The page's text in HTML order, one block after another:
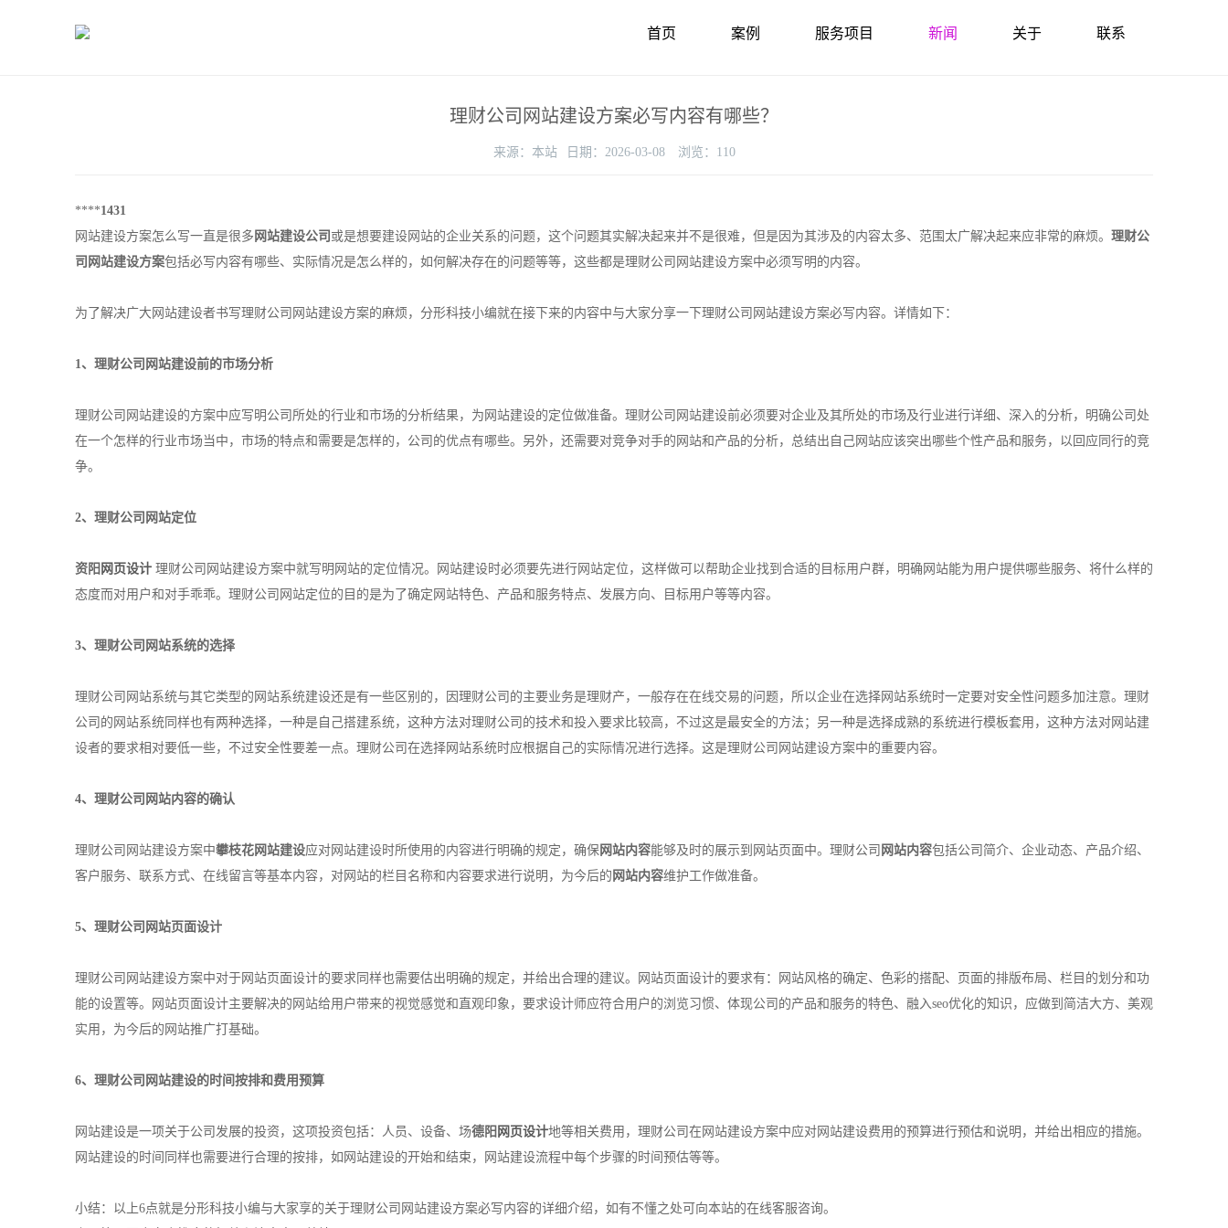
首页 案例 服务项目 新闻 关于 联系
理财公司网站建设方案必写内容有哪些？
来源： 本站 日期： 2026-03-08 浏览： 110
****1431
网站建设方案怎么写一直是很多 网站建设公司 或是想要建设网站的企业关系的问题，这个问题其实解决起来并不是很难，但是因为其涉及的内容太多、范围太广解决起来应非常的麻烦。 理财公
司网站建设方案包括必写内容有哪些、实际情况是怎么样的，如何解决存在的问题等等，这些都是理财公司网站建设方案中必须写明的内容。
为了解决广大网站建设者书写理财公司网站建设方案的麻烦，分形科技小编就在接下来的内容中与大家分享一下理财公司网站建设方案必写内容。详情如下：
1、理财公司网站建设前的市场分析
理财公司网站建设的方案中应写明公司所处的行业和市场的分析结果，为网站建设的定位做准备。理财公司网站建设前必须要对企业及其所处的市场及行业进行详细、深入的分析，明确公司处
在一个怎样的行业市场当中，市场的特点和需要是怎样的，公司的优点有哪些。另外，还需要对竞争对手的网站和产品的分析，总结出自己网站应该突出哪些个性产品和服务，以回应同行的竞
争。
2、理财公司网站定位
资阳 网页设计 理财公司网站建设方案中就写明网站的定位情况。网站建设时必须要先进行网站定位，这样做可以帮助企业找到合适的目标用户群，明确网站能为用户提供哪些服务、将什么样的
态度而对用户和对手乖乖。理财公司网站定位的目的是为了确定网站特色、产品和服务特点、发展方向、目标用户等等内容。
3、理财公司网站系统的选择
理财公司网站系统与其它类型的网站系统建设还是有一些区别的，因理财公司的主要业务是理财产，一般存在在线交易的问题，所以企业在选择网站系统时一定要对安全性问题多加注意。理财
公司的网站系统同样也有两种选择，一种是自己搭建系统，这种方法对理财公司的技术和投入要求比较高，不过这是最安全的方法；另一种是选择成熟的系统进行模板套用，这种方法对网站建
设者的要求相对要低一些，不过安全性要差一点。理财公司在选择网站系统时应根据自己的实际情况进行选择。这是理财公司网站建设方案中的重要内容。
4、理财公司 网站内容的确认
理财公司网站建设方案中攀枝花网站建设应对网站建设时所使用的内容进行明确的规定，确保 网站内容能够及时的展示到网站页面中。理财公司 网站内容包括公司简介、企业动态、产品介绍、
客户服务、联系方式、在线留言等基本内容，对网站的栏目名称和内容要求进行说明，为今后的 网站内容维护工作做准备。
5、理财公司网站页面设计
理财公司网站建设方案中对于网站页面设计的要求同样也需要估出明确的规定，并给出合理的建议。网站页面设计的要求有：网站风格的确定、色彩的搭配、页面的排版布局、栏目的划分和功
能的设置等。网站页面设计主要解决的网站给用户带来的视觉感觉和直观印象，要求设计师应符合用户的浏览习惯、体现公司的产品和服务的特色、融入seo优化的知识，应做到简洁大方、美观
实用，为今后的网站推广打基础。
6、理财公司网站建设的时间按排和费用预算
网站建设是一项关于公司发展的投资，这项投资包括：人员、设备、场德阳 网页设计地等相关费用，理财公司在网站建设方案中应对网站建设费用的预算进行预估和说明，并给出相应的措施。
网站建设的时间同样也需要进行合理的按排，如网站建设的开始和结束，网站建设流程中每个步骤的时间预估等等。
小结：以上6点就是分形科技小编与大家享的关于理财公司网站建设方案必写内容的详细介绍，如有不懂之处可向本站的在线客服咨询。